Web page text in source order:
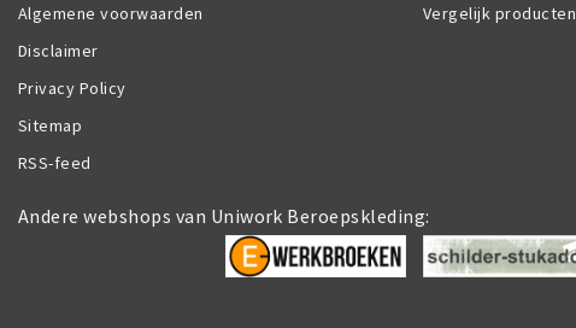
Algemene voorwaarden
Disclaimer
Privacy Policy
Sitemap
RSS-feed
Vergelijk producten
Andere webshops van Uniwork Beroepskleding: